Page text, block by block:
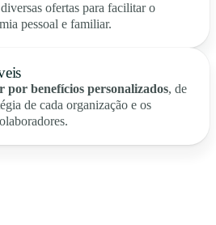
ofertas para facilitar o
pessoal e familiar.
por benefícios personalizados, de
de cada organização e os